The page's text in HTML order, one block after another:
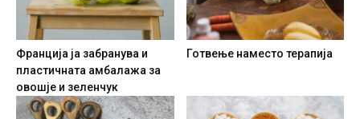
Франција ја забранува и
пластичната амбалажа за
овошје и зеленчук
Готвење наместо терапија